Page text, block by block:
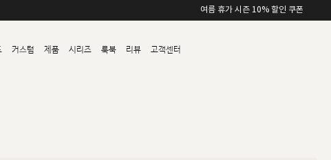
여름 휴가 시즌 10% 할인 쿠폰
커스텀 제품 시리즈 룩북 리뷰 고객센터